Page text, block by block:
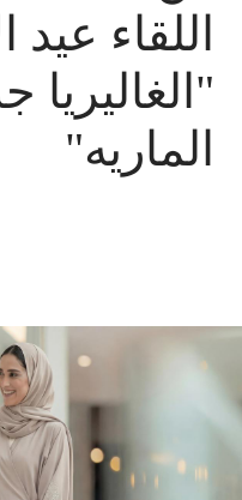
اللقاء
"الغاليريا
الماريه"